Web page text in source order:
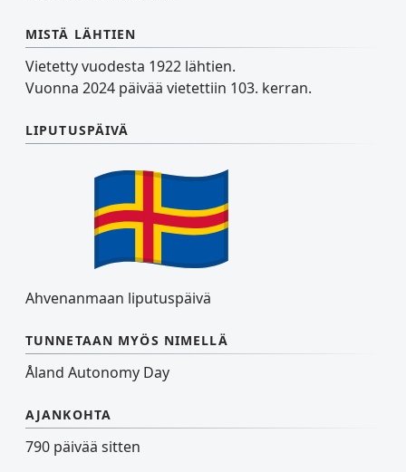
MISTÄ LÄHTIEN
Vietetty vuodesta 1922 lähtien.
Vuonna 2024 päivää vietettiin 103. kerran.
LIPUTUSPÄIVÄ
Ahvenanmaan liputuspäivä
TUNNETAAN MYÖS NIMELLÄ
Åland Autonomy Day
AJANKOHTA
790 päivää sitten